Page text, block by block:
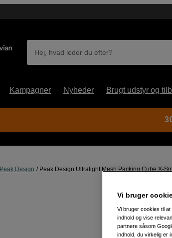
Hej, hvad leder du efter?
Kampagner Nyheder Brugt udstyr og
Peak Design Peak Design Ultralight Mesh Packing Cube X-
Vi bruger
Vi bruger cookies til
indhold og vise
partnere såsom
indhold, du virkelig er